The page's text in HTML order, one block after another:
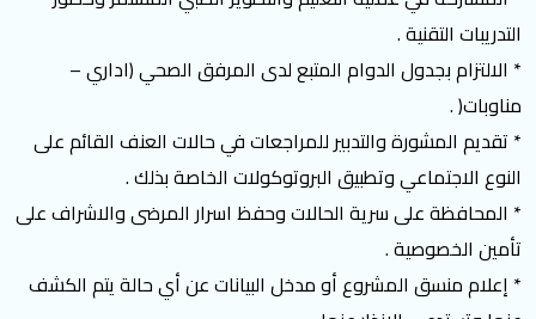
التدريبات التقنية .
* الالتزام بجدول الدوام المتبع لدى المرفق الصحي (اداري –
مناوبات( .
* تقديم المشورة والتدبير للمراجعات في حالات العنف القائم على
النوع الاجتماعي وتطبيق البروتوكولات الخاصة بذلك .
* المحافظة على سرية الحالات وحفظ اسرار المرضى والاشراف على
تأمين الخصوصية .
* إعلام منسق المشروع أو مدخل البيانات عن أي حالة يتم الكشف